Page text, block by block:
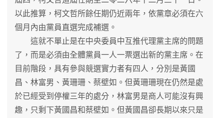
以此推算，柯文哲所餘任期仍近兩年，依黨章必須在六
個月內由黨員直選完成補選。
這就不單止是在中央委員中互推代理黨主席的問題
了，而是必須由全體黨員一人一票選出新的黨主席。在
目前階段，具有參與競選實力者有四人，分別是黃國
昌、林富男、黃珊珊、蔡壁如。但黃珊珊現在仍然是處
於已經受到停權三年的處分，林富男是商人可能沒有興
趣，只剩下黃國昌和蔡壁如。但黃國昌卻長期以來只是